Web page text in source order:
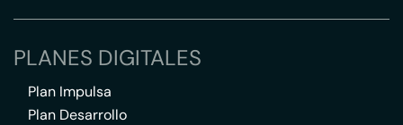
PLANES DIGITALES
Plan Impulsa
Plan Desarrollo